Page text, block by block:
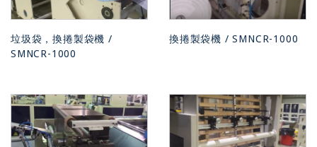
垃圾袋，換捲製袋機 /
SMNCR-1000
換捲製袋機 / SMNCR-1000